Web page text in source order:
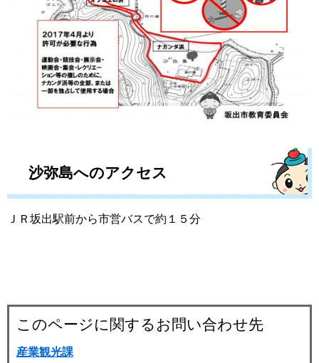
沙弥島へのアクセス
ＪＲ坂出駅前から市営バスで約１５分
このページに関するお問い合わせ先
産業観光課